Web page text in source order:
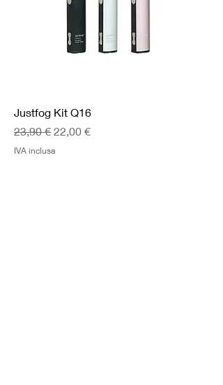
Justfog Kit Q16
Prezzo regolare
23,90 € Prezzo scontato
22,00 €
IVA inclusa